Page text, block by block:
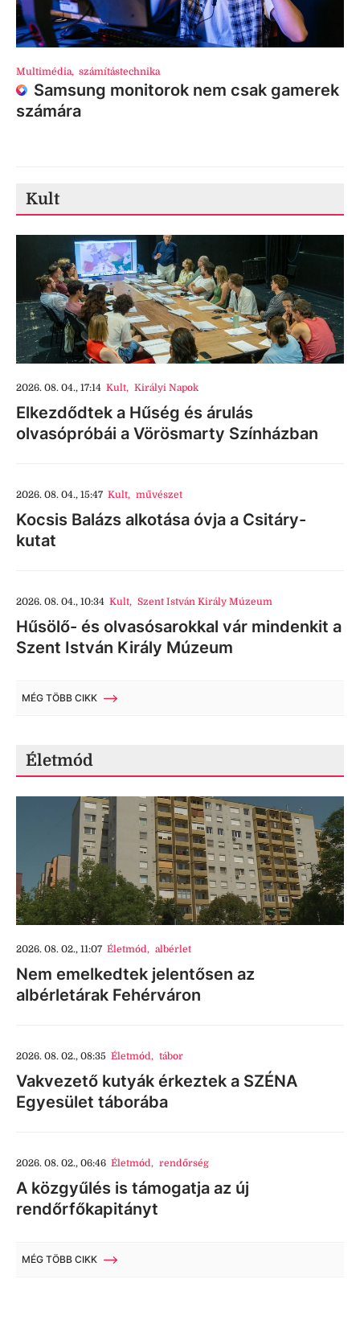
Multimédia, számítástechnika
Samsung monitorok nem csak gamerek
számára
Kult
2026. 08. 04., 17:14 Kult, Királyi Napok
Elkezdődtek a Hűség és árulás
olvasópróbái a Vörösmarty Színházban
2026. 08. 04., 15:47 Kult, művészet
Kocsis Balázs alkotása óvja a Csitáry-
kutat
2026. 08. 04., 10:34 Kult, Szent István Király Múzeum
Hűsölő- és olvasósarokkal vár mindenkit a
Szent István Király Múzeum
MÉG TÖBB CIKK
Életmód
2026. 08. 02., 11:07 Életmód, albérlet
Nem emelkedtek jelentősen az
albérletárak Fehérváron
2026. 08. 02., 08:35 Életmód, tábor
Vakvezető kutyák érkeztek a SZÉNA
Egyesület táborába
2026. 08. 02., 06:46 Életmód, rendőrség
A közgyűlés is támogatja az új
rendőrfőkapitányt
MÉG TÖBB CIKK